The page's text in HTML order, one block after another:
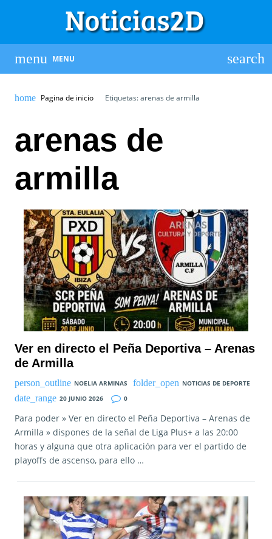
MENU
Pagina de inicio Etiquetas: arenas de armilla
arenas de
armilla
Ver en directo el Peña Deportiva – Arenas
de Armilla
NOELIA ARMINAS
NOTICIAS DE DEPORTE
20 JUNIO 2026
0
Para poder » Ver en directo el Peña Deportiva – Arenas de
Armilla » dispones de la señal de Liga Plus+ a las 20:00
horas y alguna que otra aplicación para ver el partido de
playoffs de ascenso, para ello …